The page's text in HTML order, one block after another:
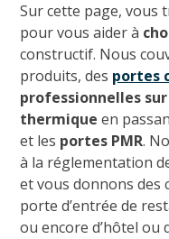
Sur cette page, vous
pour vous aider à
constructif. Nous
produits, des portes
professionnelles
thermique en
et les portes PMR.
à la réglementation
et vous donnons des
porte d’entrée de
ou encore d’hôtel ou